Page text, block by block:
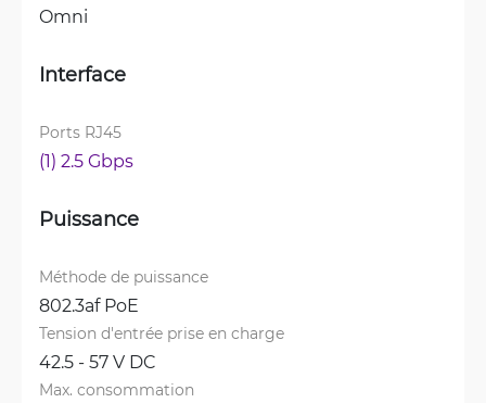
Omni
Interface
Ports RJ45
(1) 2.5 Gbps
Puissance
Méthode de puissance
802.3af PoE
Tension d'entrée prise en charge
42.5 - 57 V DC
Max. consommation